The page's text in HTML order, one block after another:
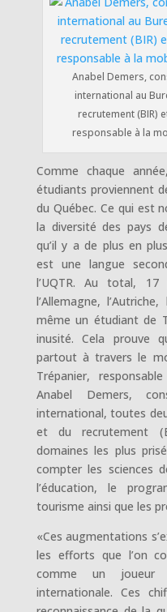
Anabel Demers,
international au
recrutement (BIR)
responsable à la
Comme chaque
étudiants proviennent
du Québec. Ce qui est
la diversité des pays
qu’il y a de plus en
est une langue
l’UQTR. Au total,
l’Allemagne,
même un étudiant de
inusité. Cela prouve
partout à travers le
Trépanier,
Anabel Demers,
international, toutes
et du recrutement
domaines les plus
compter les sciences
l’éducation, le
tourisme ainsi que les
«Ces augmentations
les efforts que l’on
comme un
internationale. Ces